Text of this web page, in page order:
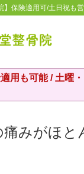
】保険適用可/土日祝も
用も可能 / 土曜
痛みがほと